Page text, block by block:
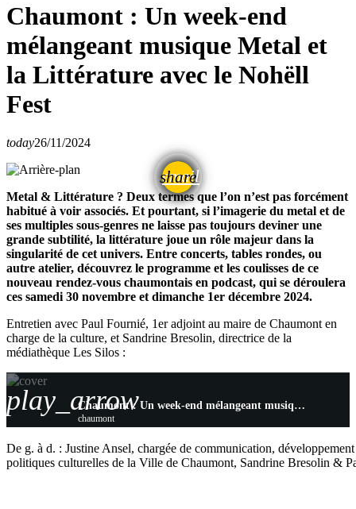
Chaumont : Un week-end
mélangeant musique Metal et
la Littérature avec le Nohëll
Fest
today26/11/2024
share
email
Metal & Littérature ? Deux termes que l’on n’est pas forcément
habitué à voir associés. Et pourtant, si l’imagerie du metal et de
ses multiples sous-genres ne laisse pas toujours deviner une
grande subtilité, la littérature joue un rôle majeur dans la
singularité de cet univers. Entre concerts, tables rondes, ou
autre atelier, découvrez le programme et les coulisses de ce
nouveau rendez-vous chaumontais en podcast, qui se déroulera
ces samedi 30 novembre et dimanche 1er décembre 2024.
Entretien avec Paul Fournié, 1er adjoint au maire de Chaumont en
charge de la culture, et Sandrine Bresolin, directrice de la
médiathèque Les Silos :
play_arrow Chaumont : Un week-end mélangeant musique Metal et la Littérature avec le Nohëll Fest
chaumont
De g. à d. : Justine Ansel, chargée de communication,
politiques culturelles de la Ville de Chaumont, Sandrine Bresolin &